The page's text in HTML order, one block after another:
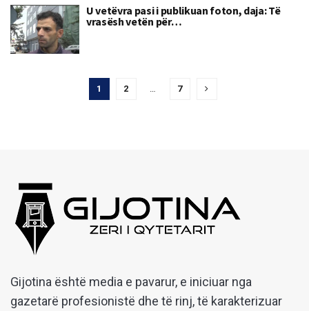
U vetëvra pasi i publikuan foton, daja: Të
vrasësh vetën për…
1 2 … 7
Gijotina është media e pavarur, e iniciuar nga
gazetarë profesionistë dhe të rinj, të karakterizuar